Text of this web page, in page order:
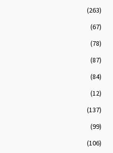
(263)
(67)
(78)
(87)
(84)
(12)
(137)
(99)
(106)